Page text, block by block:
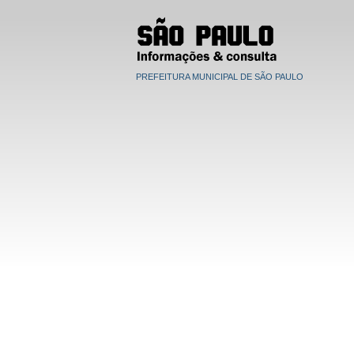
PREFEITURA MUNICIPAL DE SÃO PAULO